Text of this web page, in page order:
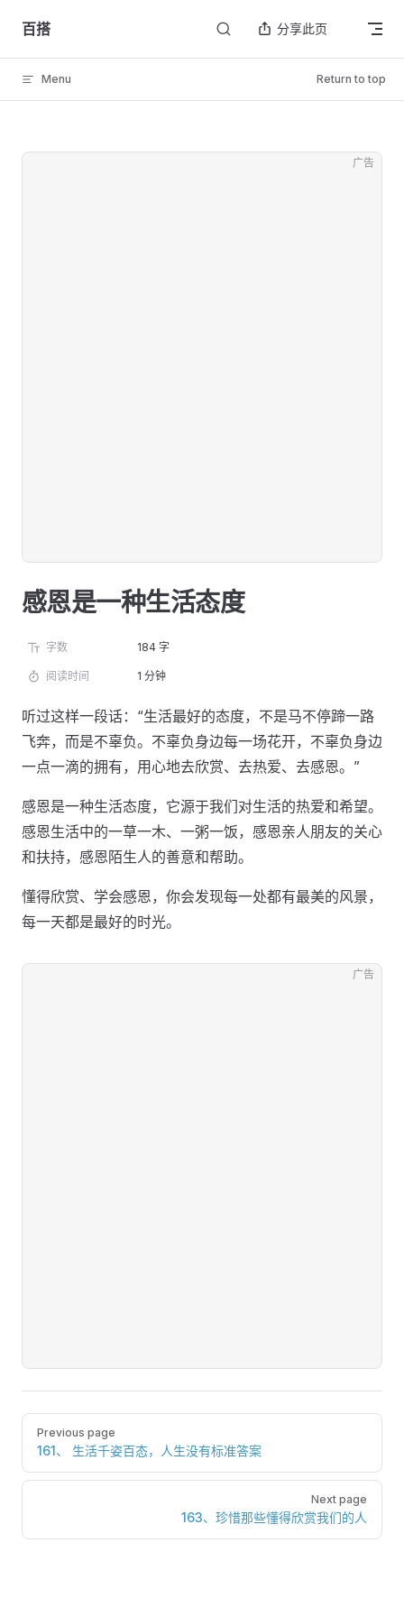
Skip to content
百搭 分享此页
Menu Return to top
广告
感恩是一种生活态度
字数 184 字
阅读时间 1 分钟
听过这样一段话：“生活最好的态度，不是马不停蹄一路
飞奔，而是不辜负。不辜负身边每一场花开，不辜负身边
一点一滴的拥有，用心地去欣赏、去热爱、去感恩。”
感恩是一种生活态度，它源于我们对生活的热爱和希望。
感恩生活中的一草一木、一粥一饭，感恩亲人朋友的关心
和扶持，感恩陌生人的善意和帮助。
懂得欣赏、学会感恩，你会发现每一处都有最美的风景，
每一天都是最好的时光。
广告
Pager
Previous page
161、 生活千姿百态，人生没有标准答案
Next page
163、珍惜那些懂得欣赏我们的人